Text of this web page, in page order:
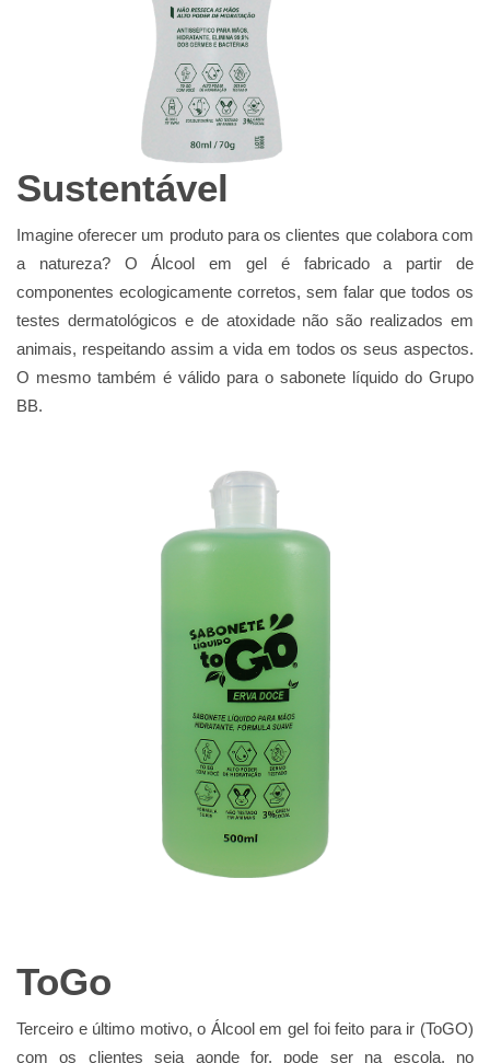
Sustentável
Imagine oferecer um produto para os clientes que colabora com
a natureza? O Álcool em gel é fabricado a partir de
componentes ecologicamente corretos, sem falar que todos os
testes dermatológicos e de atoxidade não são realizados em
animais, respeitando assim a vida em todos os seus aspectos.
O mesmo também é válido para o sabonete líquido do Grupo
BB.
ToGo
Terceiro e último motivo, o Álcool em gel foi feito para ir (ToGO)
com os clientes seja aonde for, pode ser na escola, no